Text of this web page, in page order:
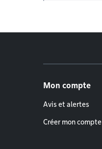
Mon compte
Avis et alertes
Créer mon compte